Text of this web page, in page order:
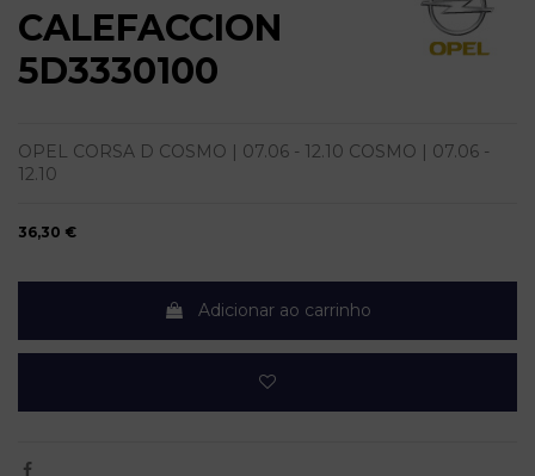
CALEFACCION
5D3330100
OPEL CORSA D COSMO | 07.06 - 12.10 COSMO | 07.06 -
12.10
36,30 €
Adicionar ao carrinho